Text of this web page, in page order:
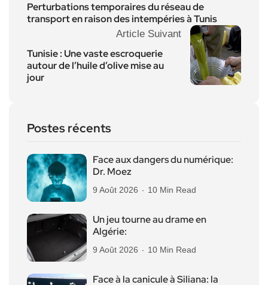
Perturbations temporaires du réseau de
transport en raison des intempéries à Tunis
Article Suivant
Tunisie : Une vaste escroquerie
autour de l’huile d’olive mise au
jour
Postes récents
Face aux dangers du numérique:
Dr. Moez
9 Août 2026 10 Min Read
Un jeu tourne au drame en
Algérie:
9 Août 2026 10 Min Read
Face à la canicule à Siliana: la